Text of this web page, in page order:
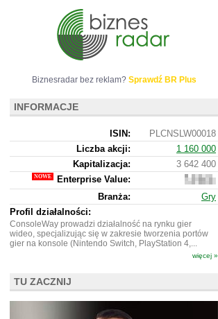
Biznesradar bez reklam? Sprawdź BR Plus
INFORMACJE
ISIN:
PLCNSLW00018
Liczba akcji:
1 160 000
Kapitalizacja:
3 642 400
Enterprise Value:
055
400
Branża:
Gry
Profil działalności:
ConsoleWay prowadzi działalność na rynku gier
wideo, specjalizując się w zakresie tworzenia portów
gier na konsole (Nintendo Switch, PlayStation 4,...
więcej »
TU ZACZNIJ